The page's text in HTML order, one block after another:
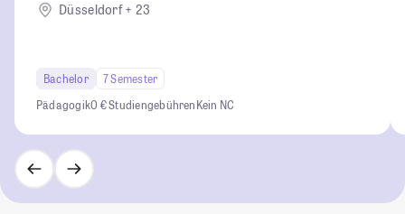
Düsseldorf + 23
Bachelor
7 Semester
Pädagogik0 € StudiengebührenKein NC